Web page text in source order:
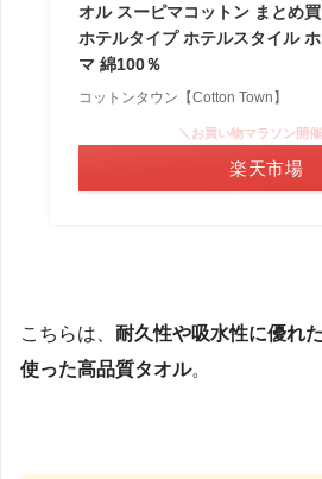
オル スーピマコットン まとめ
ホテルタイプ ホテルスタイル
マ 綿100％
コットンタウン【Cotton Town】
＼お買い物マラソン開
楽天市場
こちらは、 耐久性や吸水性に優れ
使った高品質タオル。